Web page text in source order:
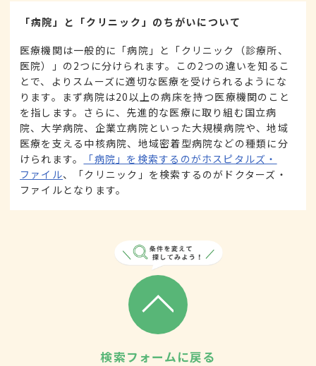
「病院」と「クリニック」のちがいについて
医療機関は一般的に「病院」と「クリニック（診療所、
医院）」の2つに分けられます。この2つの違いを知るこ
とで、よりスムーズに適切な医療を受けられるようにな
ります。まず病院は20以上の病床を持つ医療機関のこと
を指します。さらに、先進的な医療に取り組む国立病
院、大学病院、企業立病院といった大規模病院や、地域
医療を支える中核病院、地域密着型病院などの種類に分
けられます。
「病院」を検索するのがホスピタルズ・
ファイル、「クリニック」を検索するのがドクターズ・
ファイルとなります。
検索フォームに戻る